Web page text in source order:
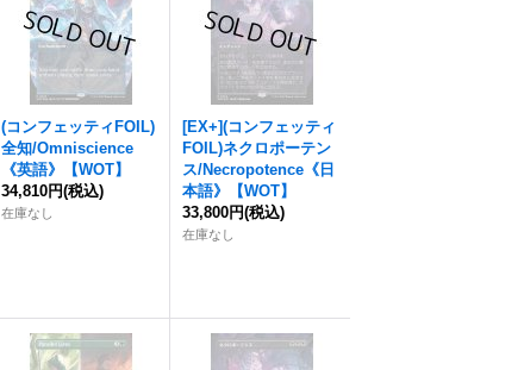
(コンフェッティFOIL)
全知/Omniscience
《英語》【WOT】
34,810円(税込)
在庫なし
[EX+](コンフェッティ
FOIL)ネクロポーテン
ス/Necropotence《日
本語》【WOT】
33,800円(税込)
在庫なし